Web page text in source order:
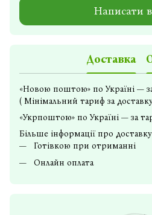
Написати
Доставка
«Новою поштою» по Україні —
( Мінімальний тариф за
«Укрпоштою» по Україні — за
Більше інформації про доставку
Готівкою при отриманні
Онлайн оплата